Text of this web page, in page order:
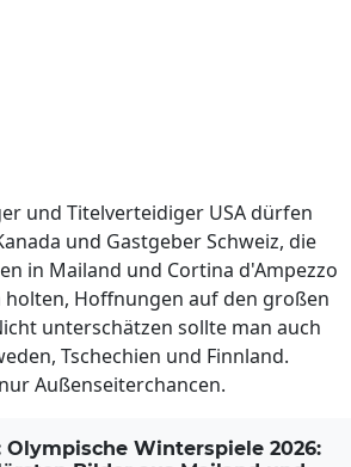
und Titelverteidiger USA dürfen
und Gastgeber Schweiz, die
in Mailand und Cortina d'Ampezzo
holten, Hoffnungen auf den großen
unterschätzen sollte man auch
Tschechien und Finnland.
Außenseiterchancen.
Olympische Winterspiele 2026: